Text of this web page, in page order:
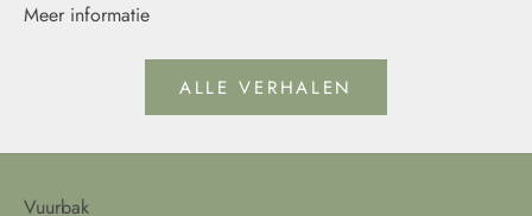
Meer informatie
ALLE VERHALEN
Vuurbak